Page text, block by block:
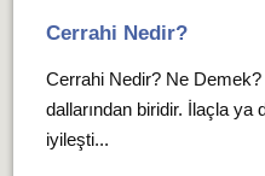
Cerrahi Nedir?
Cerrahi Nedir? Ne Demek?
dallarından biridir. İlaçla
iyileşti...